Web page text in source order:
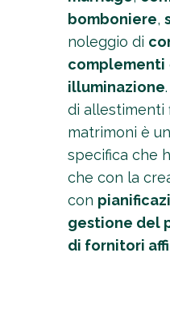
bomboniere,
noleggio di
complementi
illuminazione
di allestimenti
matrimoni è
specifica che
che con la
con
gestione del
di fornitori